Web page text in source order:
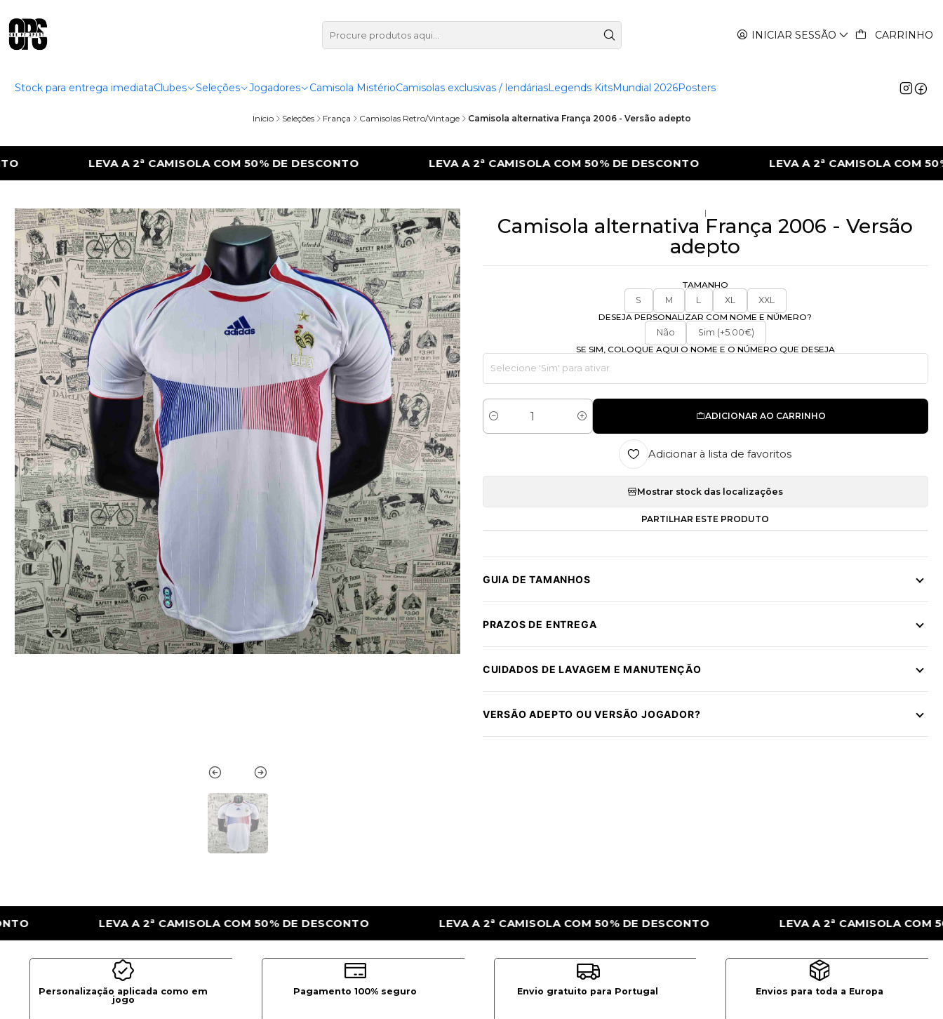
INICIAR SESSÃO CARRINHO
Stock para entrega imediataClubes Seleções Jogadores Camisola MistérioCamisolas exclusivas / lendáriasLegends KitsMundial 2026Posters
Início Seleções França Camisolas Retro/Vintage Camisola alternativa França 2006 - Versão adepto
COM 50% DE DESCONTO LEVA A 2ª CAMISOLA COM 50% DE DESCONTO LEVA A 2ª CAMISOLA COM 50% DE DESCONTO LEVA
|
Camisola alternativa França 2006 - Versão
adepto
TAMANHO
S
M L XL
XXL
DESEJA PERSONALIZAR COM NOME E NÚMERO?
Não
Sim (+5.00€)
SE SIM, COLOQUE AQUI O NOME E O NÚMERO QUE DESEJA
Quantidade
ADICIONAR AO CARRINHO
Adicionar à lista de favoritos
Mostrar stock das localizações
PARTILHAR ESTE PRODUTO
GUIA DE TAMANHOS
PRAZOS DE ENTREGA
CUIDADOS DE LAVAGEM E MANUTENÇÃO
VERSÃO ADEPTO OU VERSÃO JOGADOR?
COM 50% DE DESCONTO LEVA A 2ª CAMISOLA COM 50% DE DESCONTO LEVA A 2ª CAMISOLA COM 50% DE DESCONTO
Personalização aplicada como em
jogo
Pagamento 100% seguro Envio gratuito para Portugal Envios para toda a Europa